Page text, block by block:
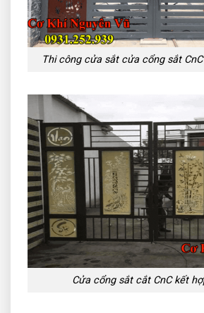
Thi công cửa sắt cửa cổng sắt
Cửa cổng sắt cắt CnC kết